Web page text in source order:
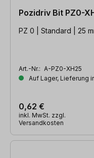
Pozidriv Bit PZ0-
PZ 0 | Standard | 25
Art.-Nr.: A-PZ0-XH25
Auf Lager, Lieferung
0,62 €
inkl. MwSt. zzgl.
Versandkosten